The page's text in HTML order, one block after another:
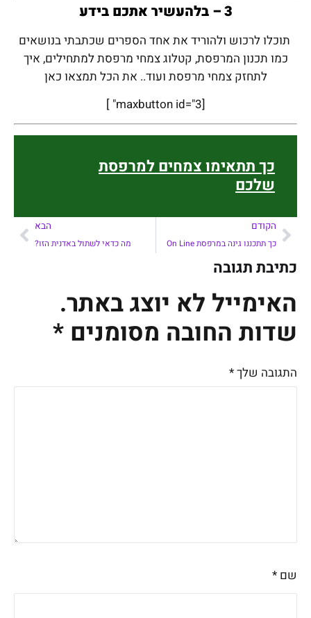
3 – בלהעשיר אתכם בידע
תוכלו לרכוש ולהוריד את אחד הספרים שכתבתי בנושאים
כמו תכנון המרפסת, קטלוג צמחי מרפסת למתחילים, איך
לתחזק צמחי מרפסת ועוד.. את הכל תמצאו כאן
[maxbutton id="3" ]
כך תתאימו צמחים למרפסת
שלכם
הקודם
כך תתכננו גינה במרפסת On Line
הבא
מה כדאי לשתול באדנית הזו?
כתיבת תגובה
האימייל לא יוצג באתר.
שדות החובה מסומנים *
התגובה שלך*
שם *